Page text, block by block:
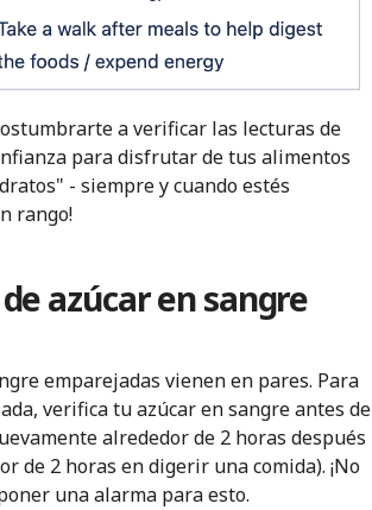
a verificar las lecturas de
para disfrutar de tus alimentos
- siempre y cuando estés
rango!
azúcar en sangre
emparejadas vienen en pares. Para
verifica tu azúcar en sangre antes de
alrededor de 2 horas después
de 2 horas en digerir una comida). ¡No
una alarma para esto.